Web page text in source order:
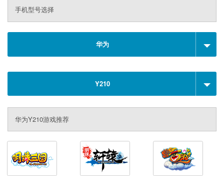
手机型号选择
华为
Y210
华为Y210游戏推荐